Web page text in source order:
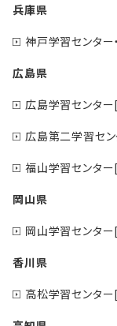
兵庫県
神戸学習センタ
広島県
広島学習センタ
広島第二学習セ
福山学習センタ
岡山県
岡山学習センタ
香川県
高松学習センタ